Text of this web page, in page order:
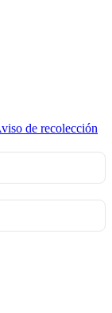
de recolección